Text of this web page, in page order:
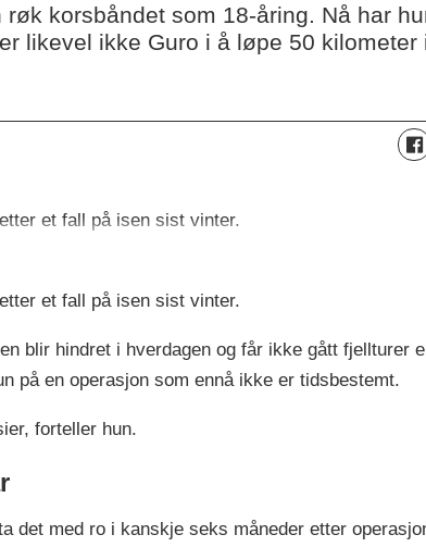
korsbåndet som 18-åring. Nå har
likevel ikke Guro i å løpe 50 kilometer
et fall på isen sist vinter.
et fall på isen sist vinter.
blir hindret i hverdagen og får ikke gått fjellturer
på en operasjon som ennå ikke er tidsbestemt.
forteller hun.
det med ro i kanskje seks måneder etter